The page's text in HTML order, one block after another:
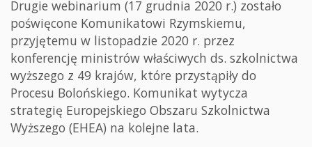
Drugie webinarium (17 grudnia 2020 r.) zostało
poświęcone Komunikatowi Rzymskiemu,
przyjętemu w listopadzie 2020 r. przez
konferencję ministrów właściwych ds. szkolnictwa
wyższego z 49 krajów, które przystąpiły do
Procesu Bolońskiego. Komunikat wytycza
strategię Europejskiego Obszaru Szkolnictwa
Wyższego (EHEA) na kolejne lata.